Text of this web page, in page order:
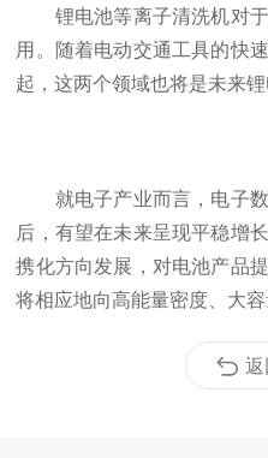
锂电池等离子清洗机对于
用。随着电动交通工具的快
起，这两个领域也将是未来锂
就电子产业而言，电子数
后，有望在未来呈现平稳增
携化方向发展，对电池产品
将相应地向高能量密度、大容
返